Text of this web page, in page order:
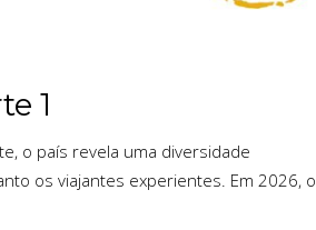
1
o país revela uma diversidade
os viajantes experientes. Em 2026, o